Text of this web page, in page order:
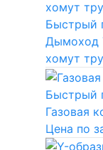
Быстрый
Дымоход
хомут
Быстрый
Газовая
Цена по